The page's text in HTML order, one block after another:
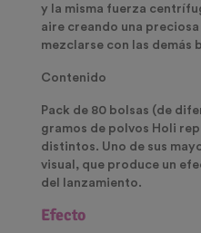
y la misma fuerza
aire creando una preciosa
mezclarse con las demás
Contenido
Pack de 80 bolsas (de
gramos de polvos Holi
distintos. Uno de sus
visual, que produce un
del lanzamiento.
Efecto